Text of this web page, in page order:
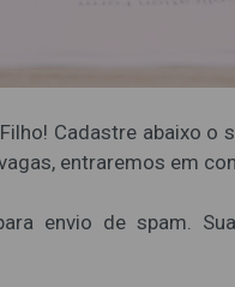
Cadastre abaixo o
entraremos em
envio de spam.